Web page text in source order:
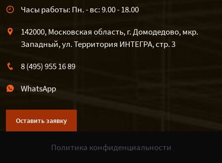
Часы работы: Пн. - вс: 9.00 - 18.00
142000, Московская область, г. Домодедово, мкр.
Западный, ул. Территория ИНТЕГРА, стр. 3
8 (495) 955 16 89
WhatsApp
Оставить заявку
Политика конфиденциальности